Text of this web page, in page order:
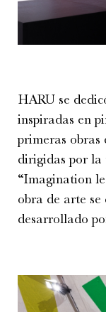
HARU se
inspiradas en
primeras obras
dirigidas por la
“Imagination
obra de arte
desarrollado